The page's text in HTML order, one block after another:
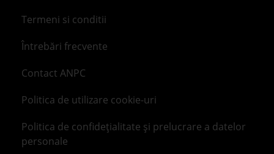
Termeni si conditii
Întrebări frecvente
Contact ANPC
Politica de utilizare cookie-uri
Politica de confidețialitate și prelucrare a datelor
personale